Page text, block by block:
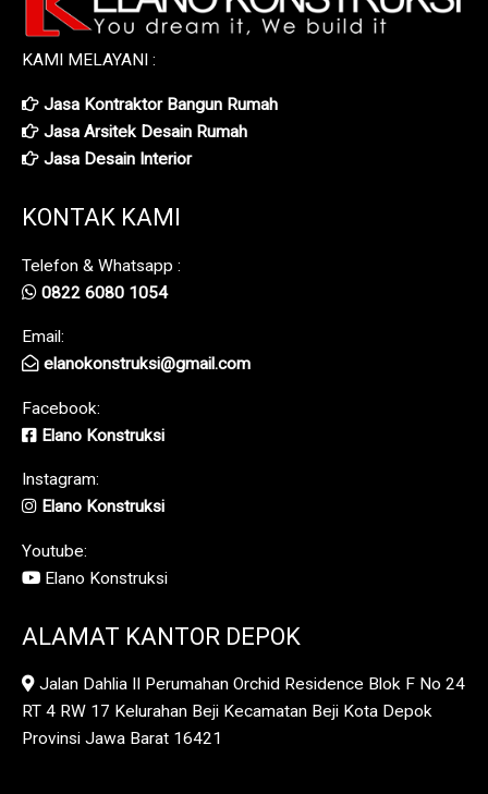
KAMI MELAYANI :
Jasa Kontraktor Bangun Rumah
Jasa Arsitek Desain Rumah
Jasa Desain Interior
KONTAK KAMI
Telefon & Whatsapp :
0822 6080 1054
Email:
elanokonstruksi@gmail.com
Facebook:
Elano Konstruksi
Instagram:
Elano Konstruksi
Youtube:
Elano Konstruksi
ALAMAT KANTOR DEPOK
Jalan Dahlia II Perumahan Orchid Residence Blok F No 24
RT 4 RW 17 Kelurahan Beji Kecamatan Beji Kota Depok
Provinsi Jawa Barat 16421